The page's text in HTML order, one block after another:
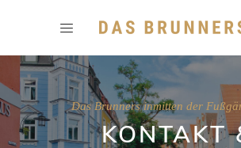
Das Brunners inmitten der
KONTAKT